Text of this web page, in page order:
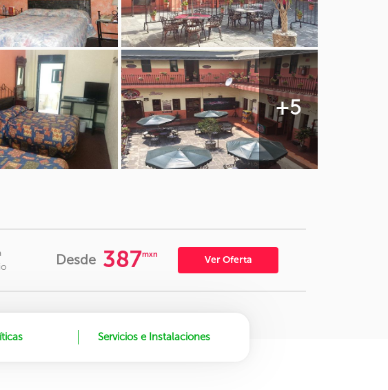
+5
Desde 387mxn Ver Oferta
Servicios e Instalaciones